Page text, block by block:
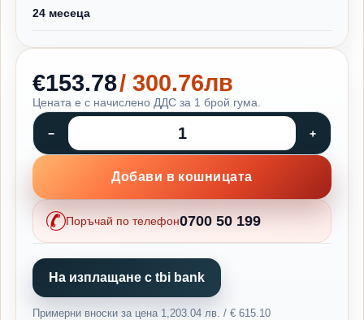
24 месеца
€153.78/ 300.76лв
Цената е с начислено ДДС за 1 брой гума.
Добави в кошницата
Поръчай по телефон0700 50 199
На изплащане с tbi bank
Примерни вноски за цена 1,203.04 лв. / € 615.10